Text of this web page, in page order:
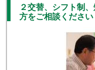
２交替、シフト制
方をご相談ください